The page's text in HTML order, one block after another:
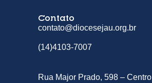
Contato
contato@diocesejau.org.br
(14)4103-7007
Rua Major Prado, 598 – Centro